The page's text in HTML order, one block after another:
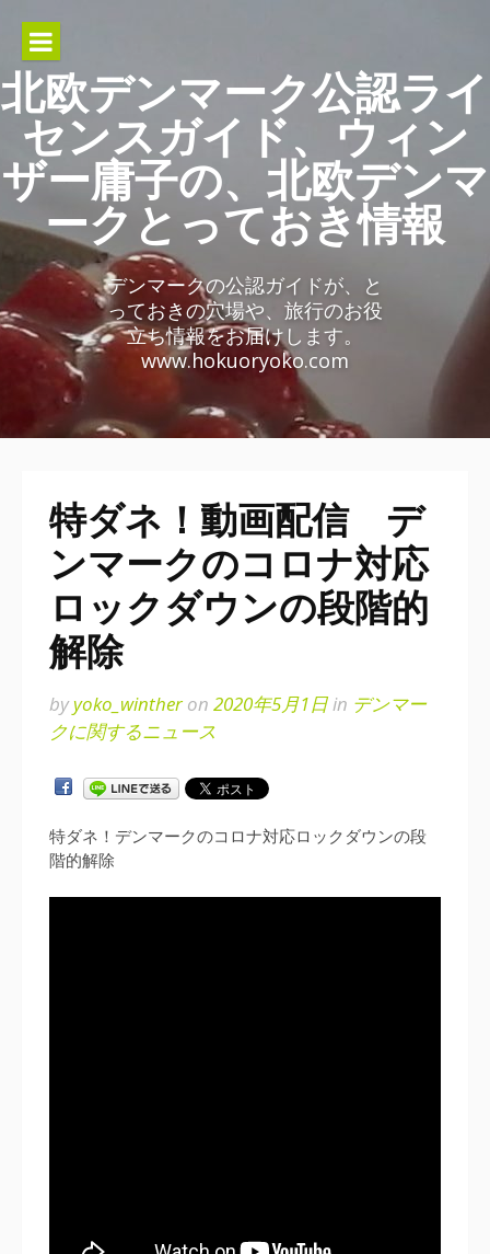
content
北欧デンマーク公認ライ
センスガイド、ウィン
ザー庸子の、北欧デンマ
ークとっておき情報
デンマークの公認ガイドが、と
っておきの穴場や、旅行のお役
立ち情報をお届けします。
www.hokuoryoko.com
特ダネ！動画配信 デ
ンマークのコロナ対応
ロックダウンの段階的
解除
byyoko_wintheron 2020年5月1日in デンマー
クに関するニュース
特ダネ！デンマークのコロナ対応ロックダウンの段
階的解除